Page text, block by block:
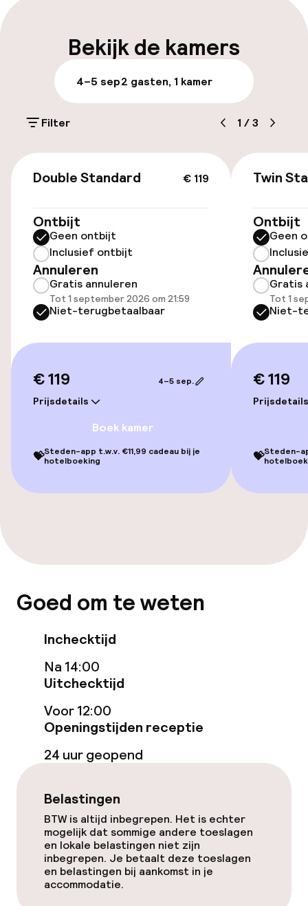
Parkeren & mobiliteit
Parkeergelegenheid op eigen terrein
(buiten)
Parkeergelegenheid op eigen terrein
Openbaar parkeren
Toegankelijkheid
Overal rolstoeltoegankelijk
Voor toegankelijkheid
geoptimaliseerde kamers beschikbaar
Kamers
geoptimaliseerde kamers beschikbaar
Fitnessruimte / gym
Entertainment
Betaalde wifi
TV lounge
Eet- en drinkgelegenheden
Restaurant
Bar
Eet- en drinkdiensten
Ontbijtbuffet
Bekijk de kamers
4–5 sep2 gasten, 1 kamer
Filter 1 /3
€ 119
Double Standard
Ontbijt
Geen ontbijt
Inclusief ontbijt
Annuleren
Gratis annuleren
Tot 1 september 2026 om 21:59
Niet-terugbetaalbaar
€ 119
Prijsdetails
4–5 sep.
Boek kamer
💝Steden-app t.w.v. €11,99 cadeau bij je
hotelboeking
Twin
Ontbijt
Geen
Gratis
Tot 1
Niet-
€ 119
Prijsdetails
💝Steden-
Goed om te weten
Inchecktijd
Na 14:00
Uitchecktijd
Voor 12:00
Openingstijden receptie
24 uur geopend
Belastingen
BTW is altijd inbegrepen. Het is echter
mogelijk dat sommige andere toeslagen
en lokale belastingen niet zijn
inbegrepen. Je betaalt deze toeslagen
en belastingen bij aankomst in je
accommodatie.